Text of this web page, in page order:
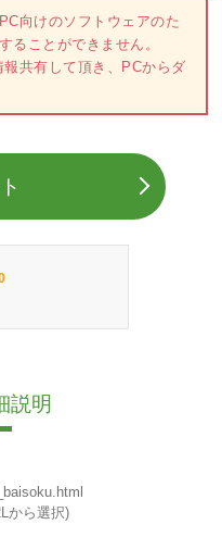
向けのソフトウェアのた
ることができません。
共有して頂き、PCからダ
説明
から選択)